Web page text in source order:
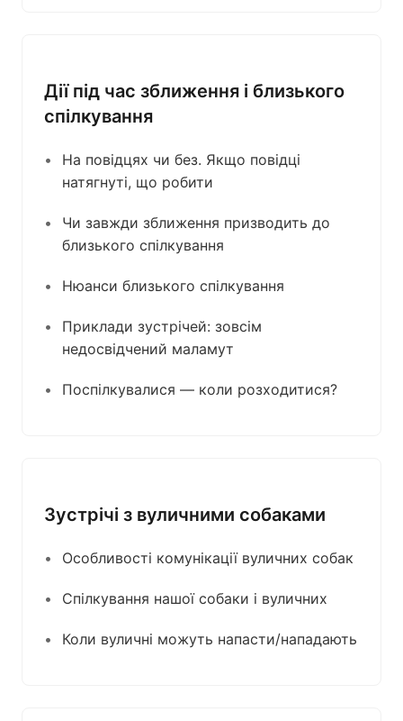
Дії під час зближення і близького
спілкування
На повідцях чи без. Якщо повідці
натягнуті, що робити
Чи завжди зближення призводить до
близького спілкування
Нюанси близького спілкування
Приклади зустрічей: зовсім
недосвідчений маламут
Поспілкувалися — коли розходитися?
Зустрічі з вуличними собаками
Особливості комунікації вуличних собак
Спілкування нашої собаки і вуличних
Коли вуличні можуть напасти/нападають